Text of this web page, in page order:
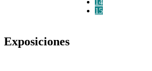
14
15
Exposiciones